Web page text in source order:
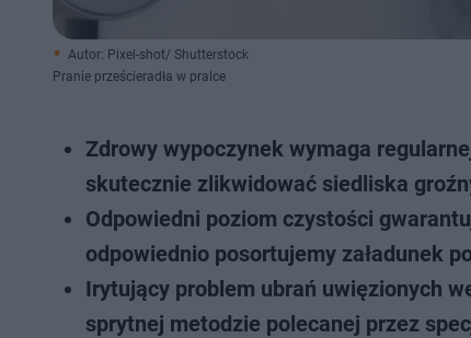
Autor: Pixel-shot/ Shutterstock
Pranie prześcieradła w pralce
Zdrowy wypoczynek wymaga
skutecznie zlikwidować siedliska
Odpowiedni poziom czystości
odpowiednio posortujemy załadunek
Irytujący problem ubrań uwięzionych
sprytnej metodzie polecanej przez